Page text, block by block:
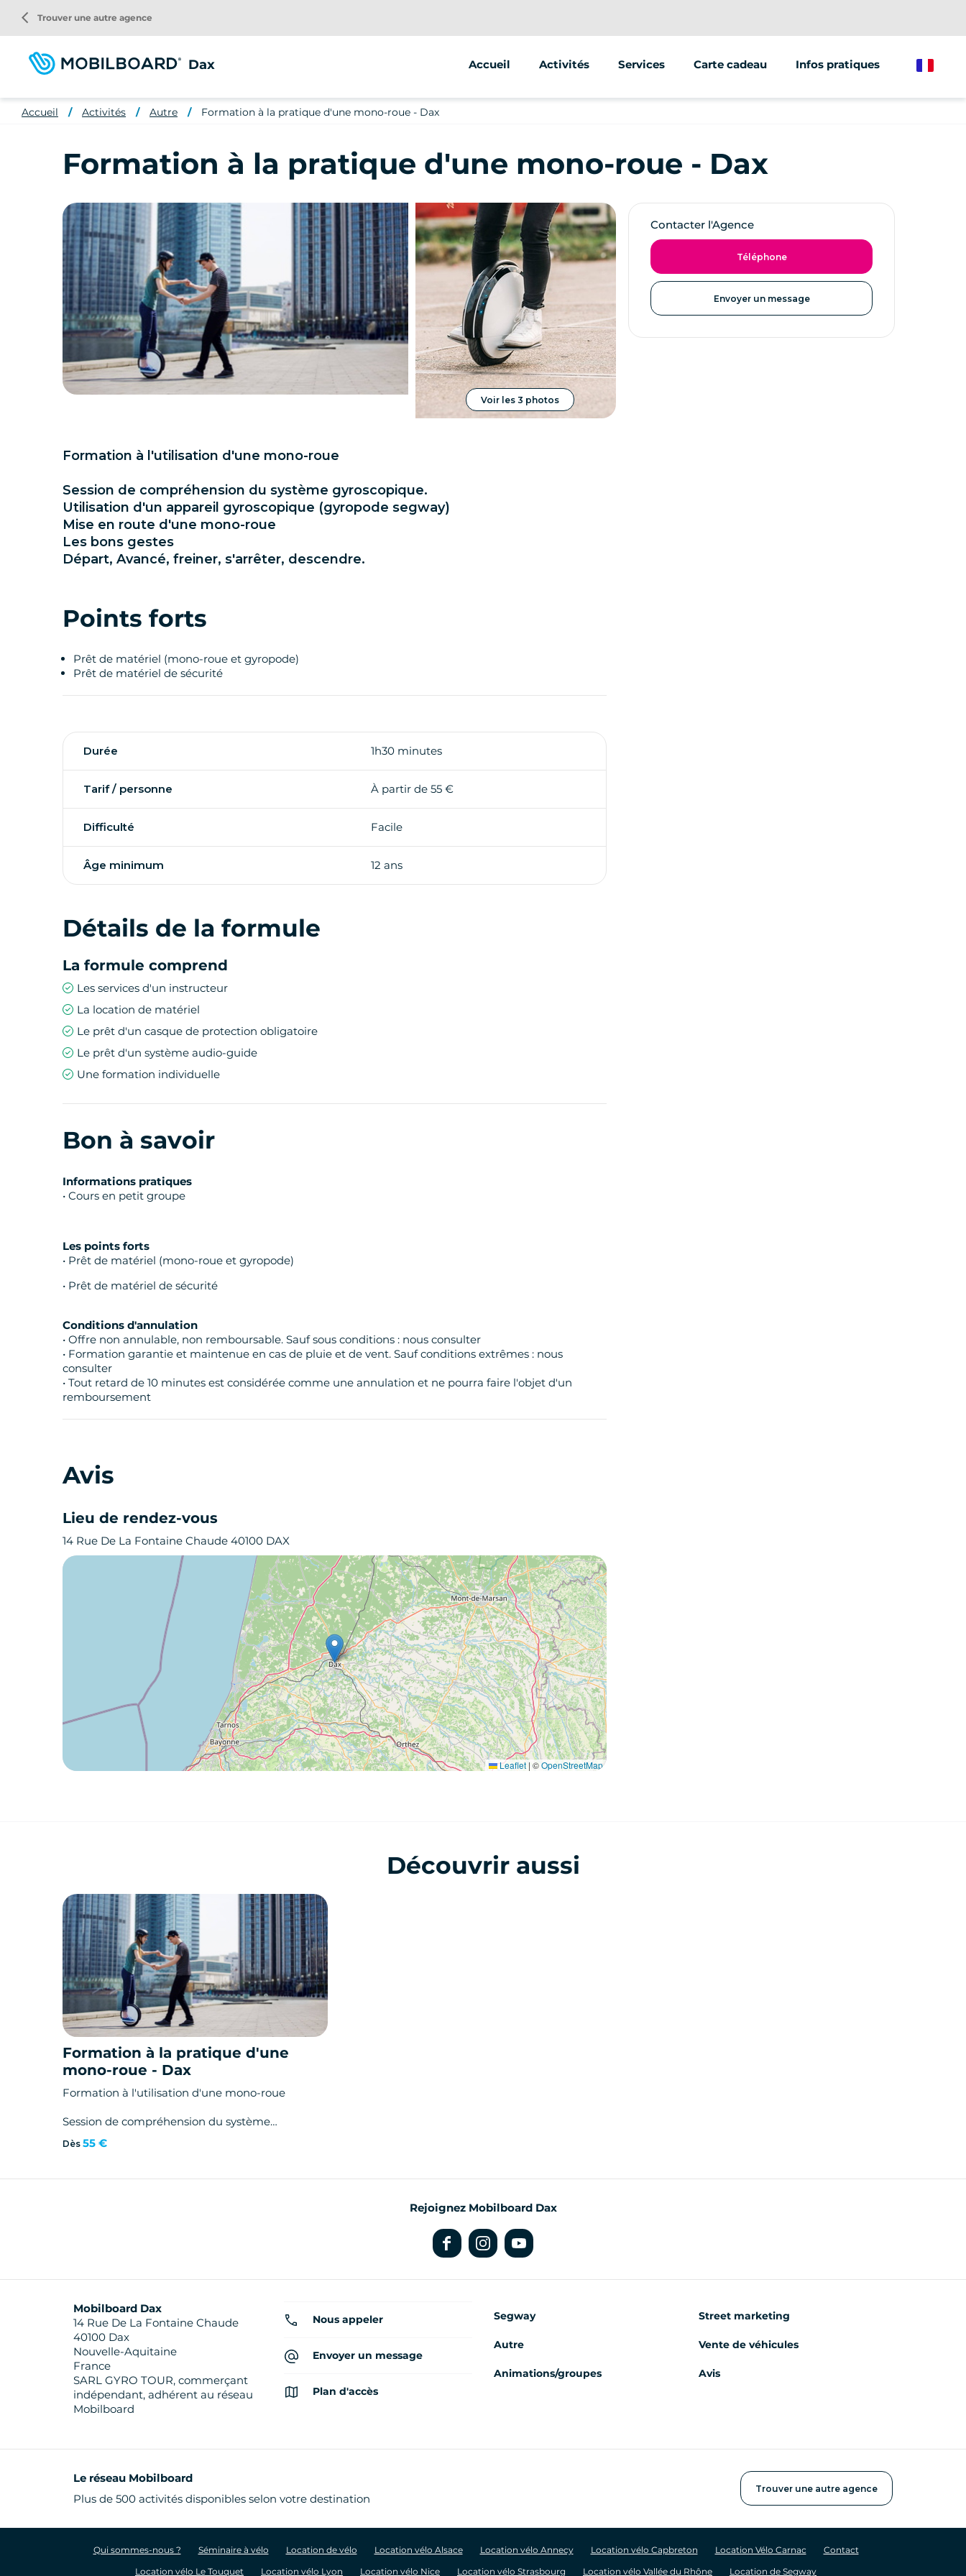
contenu
principal
Dax Accueil Activités
Segway
Services
Animations/groupes
Vente de véhicules
Carte cadeau Infos pratiques
arrow_back_ios Trouver une autre agence
Accueil Activités Autre Formation à la pratique d'une mono-roue - Dax
Formation à la pratique d'une mono-roue - Dax
Voir les 3 photos
Formation à l'utilisation d'une mono-roue
Session de compréhension du système gyroscopique.
Utilisation d'un appareil gyroscopique (gyropode segway)
Mise en route d'une mono-roue
Les bons gestes
Départ, Avancé, freiner, s'arrêter, descendre.
Contacter l'Agence
Téléphone
Envoyer un message
Points forts
Prêt de matériel (mono-roue et gyropode)
Prêt de matériel de sécurité
Durée 1h30 minutes
Tarif / personne À partir de 55 €
Difficulté Facile
Âge minimum 12 ans
Détails de la formule
La formule comprend
Les services d'un instructeur
La location de matériel
Le prêt d'un casque de protection obligatoire
Le prêt d'un système audio-guide
Une formation individuelle
Bon à savoir
Informations pratiques
• Cours en petit groupe
Les points forts
• Prêt de matériel (mono-roue et gyropode)
• Prêt de matériel de sécurité
Conditions d'annulation
• Offre non annulable, non remboursable. Sauf sous conditions : nous consulter
• Formation garantie et maintenue en cas de pluie et de vent. Sauf conditions extrêmes : nous
consulter
• Tout retard de 10 minutes est considérée comme une annulation et ne pourra faire l'objet d'un
remboursement
Avis
Lieu de rendez-vous
14 Rue De La Fontaine Chaude 40100 DAX
Leaflet | ©OpenStreetMap
Découvrir aussi
Formation à la pratique d'une
mono-roue - Dax
Formation à l'utilisation d'une mono-roue
Session de compréhension du système
gyroscopique.
Utilisation d'un appareil gyroscopique (gyropode
Mise en route d'une mono-roue
Dès 55 €
Rejoignez Mobilboard Dax
Mobilboard Dax
14 Rue De La Fontaine Chaude
40100 Dax
Nouvelle-Aquitaine
France
SARL GYRO TOUR, commerçant
indépendant, adhérent au réseau
Mobilboard
Nous appeler
Envoyer un message
Plan d'accès
Segway
Autre
Animations/groupes
Street marketing
Vente de véhicules
Avis
Le réseau Mobilboard
Plus de 500 activités disponibles selon votre destination
Trouver une autre agence
Qui sommes-nous ? Séminaire à vélo Location de vélo Location vélo Alsace Location vélo Annecy Location vélo Capbreton Location Vélo Carnac
Contact
Location vélo Le Touquet
Location vélo Lyon Location vélo Nice Location vélo Strasbourg Location vélo Vallée du Rhône Location de Segway